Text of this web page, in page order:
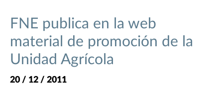
FNE publica en la web
material de promoción de la
Unidad Agrícola
20 / 12 / 2011